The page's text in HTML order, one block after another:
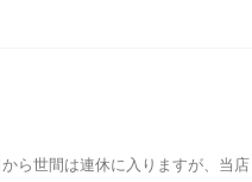
ら世間は連休に入りますが、当店